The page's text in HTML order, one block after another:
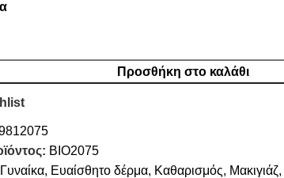
Προσθήκη στο καλάθι
BIO2075
Γυναίκα, Ευαίσθητο δέρμα, Καθαρισμός, Μακιγιάζ,